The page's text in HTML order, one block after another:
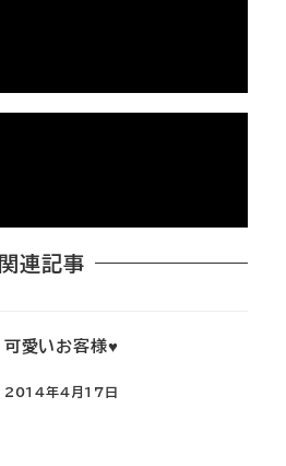
関連記事
可愛いお客様♥︎
投稿日
2014年4月17日